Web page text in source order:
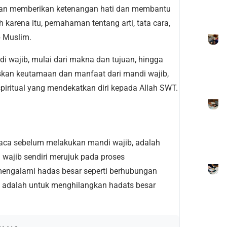
memberikan ketenangan hati dan membantu
karena itu, pemahaman tentang arti, tata cara,
Muslim.
wajib, mulai dari makna dan tujuan, hingga
keutamaan dan manfaat dari mandi wajib,
yang mendekatkan diri kepada Allah SWT.
sebelum melakukan mandi wajib, adalah
sendiri merujuk pada proses
hadas besar seperti berhubungan
untuk menghilangkan hadats besar